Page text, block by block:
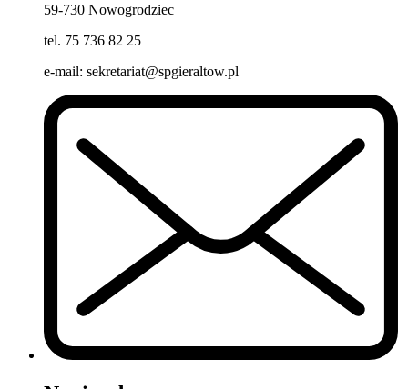
59-730 Nowogrodziec
tel. 75 736 82 25
e-mail: sekretariat@spgieraltow.pl